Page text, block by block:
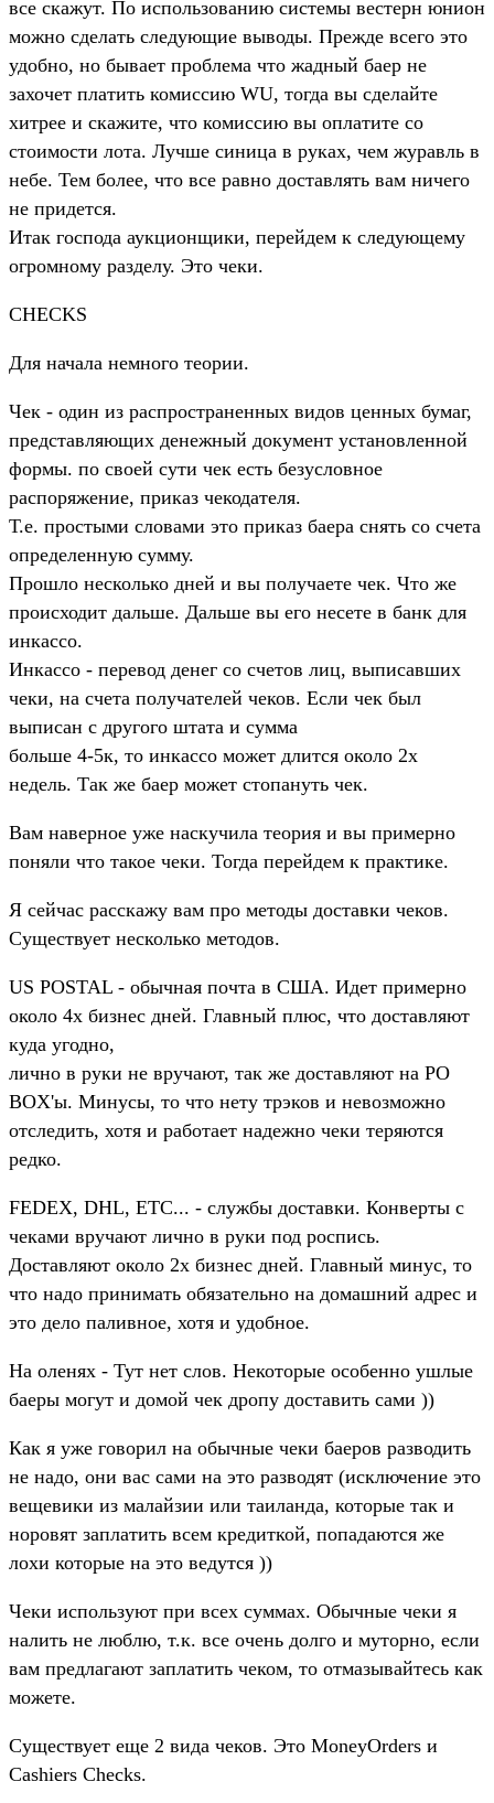
все скажут. По использованию системы вестерн юнион
можно сделать следующие выводы. Прежде всего это
удобно, но бывает проблема что жадный баер не
захочет платить комиссию WU, тогда вы сделайте
хитрее и скажите, что комиссию вы оплатите со
стоимости лота. Лучше синица в руках, чем журавль в
небе. Тем более, что все равно доставлять вам ничего
не придется.
Итак господа аукционщики, перейдем к следующему
огромному разделу. Это чеки.
CHECKS
Для начала немного теории.
Чек - один из распространенных видов ценных бумаг,
представляющих денежный документ установленной
формы. по своей сути чек есть безусловное
распоряжение, приказ чекодателя.
Т.е. простыми словами это приказ баера снять со счета
определенную сумму.
Прошло несколько дней и вы получаете чек. Что же
происходит дальше. Дальше вы его несете в банк для
инкассо.
Инкассо - перевод денег со счетов лиц, выписавших
чеки, на счета получателей чеков. Если чек был
выписан с другого штата и сумма
больше 4-5к, то инкассо может длится около 2х
недель. Так же баер может стопануть чек.
Вам наверное уже наскучила теория и вы примерно
поняли что такое чеки. Тогда перейдем к практике.
Я сейчас расскажу вам про методы доставки чеков.
Существует несколько методов.
US POSTAL - обычная почта в США. Идет примерно
около 4х бизнес дней. Главный плюс, что доставляют
куда угодно,
лично в руки не вручают, так же доставляют на PO
BOX'ы. Минусы, то что нету трэков и невозможно
отследить, хотя и работает надежно чеки теряются
редко.
FEDEX, DHL, ETC... - службы доставки. Конверты с
чеками вручают лично в руки под роспись.
Доставляют около 2х бизнес дней. Главный минус, то
что надо принимать обязательно на домашний адрес и
это дело паливное, хотя и удобное.
На оленях - Тут нет слов. Некоторые особенно ушлые
баеры могут и домой чек дропу доставить сами ))
Как я уже говорил на обычные чеки баеров разводить
не надо, они вас сами на это разводят (исключение это
вещевики из малайзии или таиланда, которые так и
норовят заплатить всем кредиткой, попадаются же
лохи которые на это ведутся ))
Чеки используют при всех суммах. Обычные чеки я
налить не люблю, т.к. все очень долго и муторно, если
вам предлагают заплатить чеком, то отмазывайтесь как
можете.
Существует еще 2 вида чеков. Это MoneyOrders и
Cashiers Checks.